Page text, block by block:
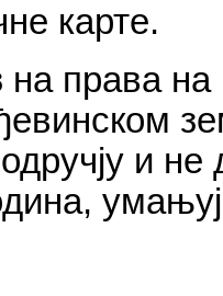
карте.
на права
и не